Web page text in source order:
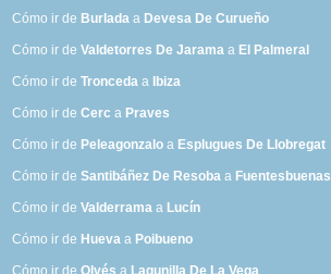
Cómo ir de Burlada a Devesa De Curueño
Cómo ir deValdetorres De Jarama a El Palmeral
Cómo ir deTronceda a Ibiza
Cómo ir deCerc a Praves
Cómo ir de Peleagonzalo a Esplugues De Llobregat
Cómo ir deSantibáñez De Resoba a Fuentesbuenas
Cómo ir deValderrama a Lucín
Cómo ir de Hueva a Poibueno